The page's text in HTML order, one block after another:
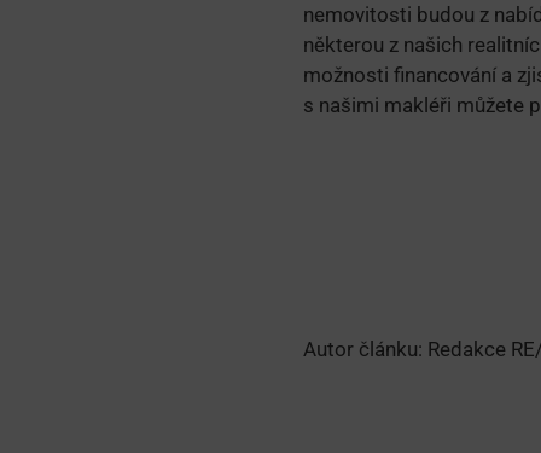
nemovitosti budou z
některou z našich
možnosti financování a
s našimi makléři můžete
Autor článku: Redakce